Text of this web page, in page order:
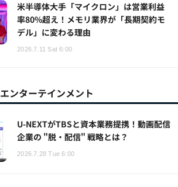
米半導体大手「マイクロン」は営業利益
率80%超え！メモリ業界が「長期契約モ
デル」に変わる理由
2026.7.11 Sat 6:00
エンターテインメント
U-NEXTがTBSと資本業務提携！動画配信
企業の "脱・配信" 戦略とは？
2026.7.28 Tue 6:00